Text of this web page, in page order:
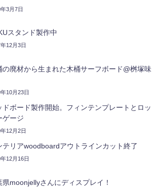
3月7日
スタンド製作中
12月3日
の廃材から生まれた木桶サーフボード@桝塚味
10月23日
ドボード製作開始。フィンテンプレートとロッ
ゲージ
12月2日
テリアwoodboardアウトラインカット終了
12月16日
県moonjellyさんにディスプレイ！